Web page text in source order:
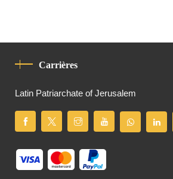
Carrières
Latin Patriarchate of Jerusalem